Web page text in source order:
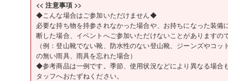
<< 注意事項 >>
◆こんな場合はご参加いただけません◆
必要な持ち物を持参されなかった場合や、お持ちになった装
断した場合、イベントへご参加いただけないことがありますの
（例：登山靴でない靴、防水性のない登山靴、ジーンズやコ
の無い雨具、雨具を忘れた場合）
◆参考商品は一例です。季節、使用状況などにより異なる場合
タッフへおたずねください。